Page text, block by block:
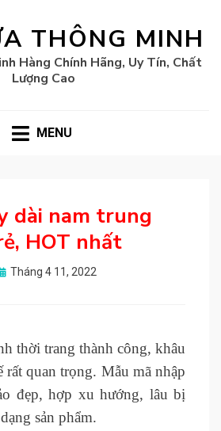
THÔNG MINH
Hàng Chính Hãng, Uy Tín, Chất
Lượng Cao
MENU
dài nam trung
HOT nhất
Tháng 4 11, 2022
thời trang thành công, khâu
rất quan trọng. Mẫu mã nhập
đẹp, hợp xu hướng, lâu bị
sản phẩm.